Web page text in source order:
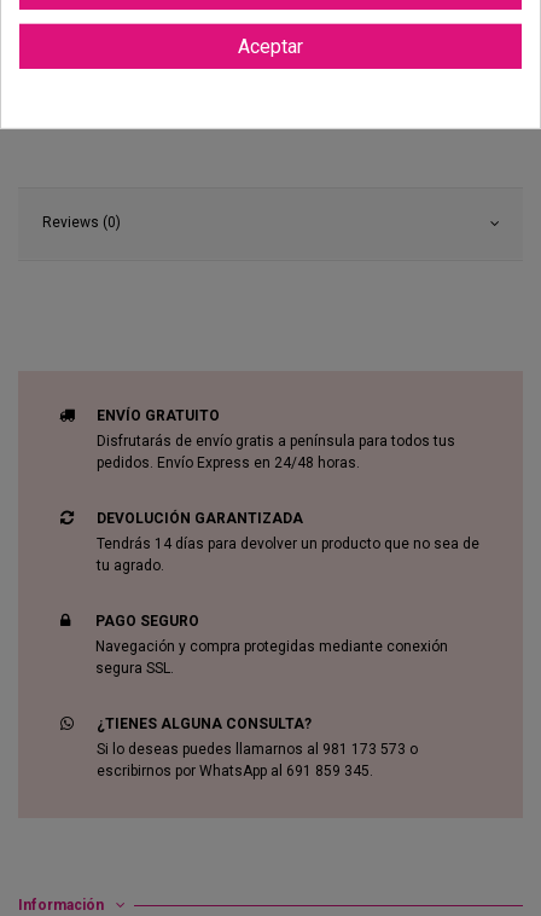
Reviews (0)
ENVÍO GRATUITO
Disfrutarás de envío gratis a península para todos tus
pedidos. Envío Express en 24/48 horas.
DEVOLUCIÓN GARANTIZADA
Tendrás 14 días para devolver un producto que no sea de
tu agrado.
PAGO SEGURO
Navegación y compra protegidas mediante conexión
segura SSL.
¿TIENES ALGUNA CONSULTA?
Si lo deseas puedes llamarnos al 981 173 573 o
escribirnos por WhatsApp al 691 859 345.
Información
Aceptar